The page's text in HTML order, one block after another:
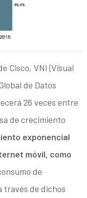
Cisco, VNI (Visual
de Datos
26 veces entre
de crecimiento
exponencial
móvil, como
de
través de dichos